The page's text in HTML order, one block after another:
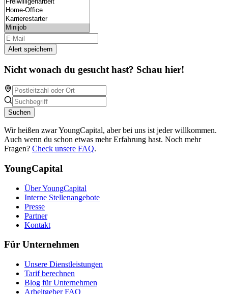
Alert speichern
Nicht wonach du gesucht hast? Schau hier!
Suchen
Wir heißen zwar YoungCapital, aber bei uns ist jeder willkommen.
Auch wenn du schon etwas mehr Erfahrung hast. Noch mehr
Fragen? Check unsere FAQ.
YoungCapital
Über YoungCapital
Interne Stellenangebote
Presse
Partner
Kontakt
Für Unternehmen
Unsere Dienstleistungen
Tarif berechnen
Blog für Unternehmen
Arbeitgeber FAQ